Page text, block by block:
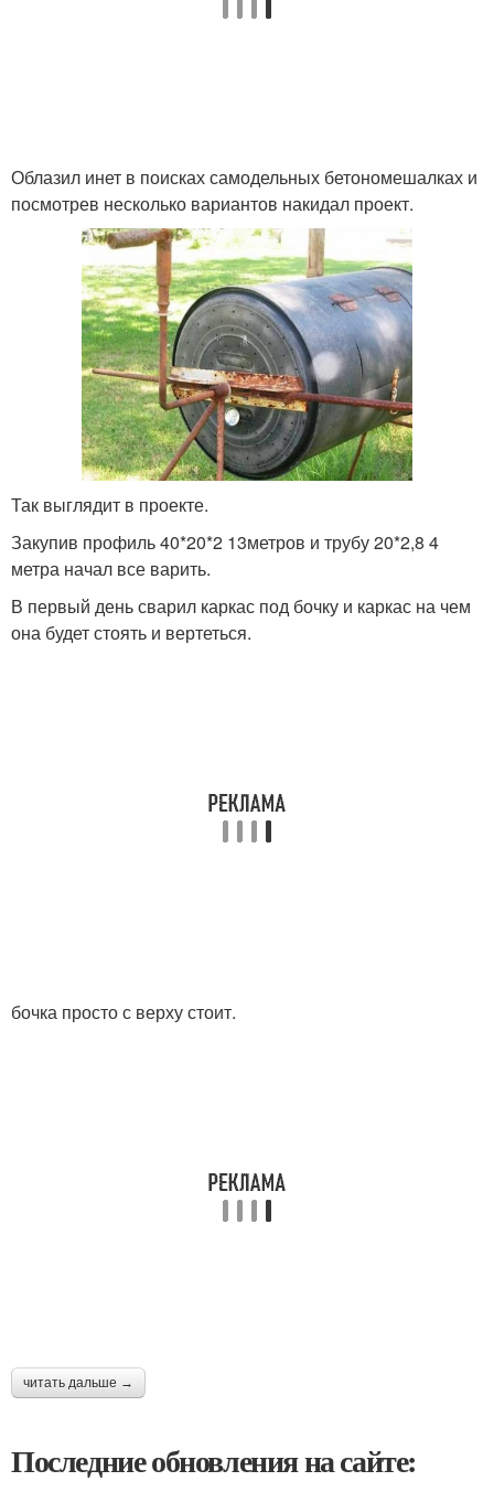
Облазил инет в поисках самодельных бетономешалках и
посмотрев несколько вариантов накидал проект.
Так выглядит в проекте.
Закупив профиль 40*20*2 13метров и трубу 20*2,8 4
метра начал все варить.
В первый день сварил каркас под бочку и каркас на чем
она будет стоять и вертеться.
бочка просто с верху стоит.
читать дальше →
Последние обновления на сайте: